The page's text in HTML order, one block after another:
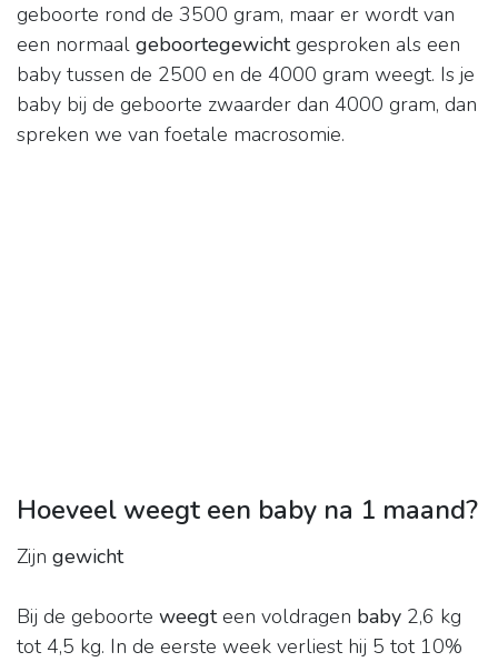
geboorte rond de 3500 gram, maar er wordt van
een normaal geboortegewichtgesproken als een
baby tussen de 2500 en de 4000 gram weegt. Is je
baby bij de geboorte zwaarder dan 4000 gram, dan
spreken we van foetale macrosomie.
Hoeveel weegt een baby na 1 maand?
Zijn gewicht
Bij de geboorte weegteen voldragen baby 2,6 kg
tot 4,5 kg. In de eerste week verliest hij 5 tot 10%